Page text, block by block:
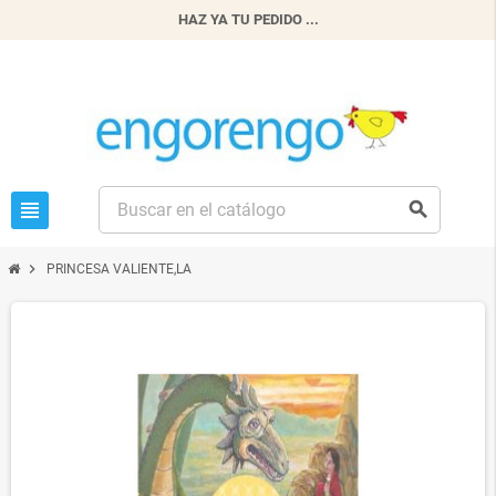
HAZ YA TU PEDIDO ...
view_headline search
chevron_right PRINCESA VALIENTE,LA